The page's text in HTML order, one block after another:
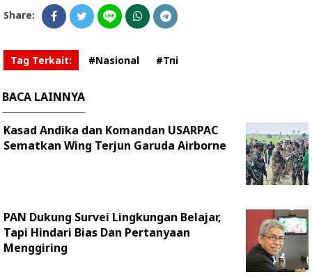
Share:
Tag Terkait: #Nasional #Tni
BACA LAINNYA
Kasad Andika dan Komandan USARPAC
Sematkan Wing Terjun Garuda Airborne
PAN Dukung Survei Lingkungan Belajar,
Tapi Hindari Bias Dan Pertanyaan
Menggiring